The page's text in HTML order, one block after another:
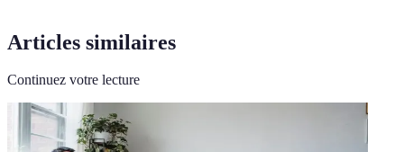
Articles similaires
Continuez votre lecture